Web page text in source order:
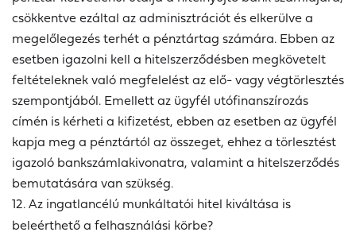
csökkentve ezáltal az adminisztrációt és elkerülve a
megelőlegezés terhét a pénztártag számára. Ebben az
esetben igazolni kell a hitelszerződésben megkövetelt
feltételeknek való megfelelést az elő- vagy végtörlesztés
szempontjából. Emellett az ügyfél utófinanszírozás
címén is kérheti a kifizetést, ebben az esetben az ügyfél
kapja meg a pénztártól az összeget, ehhez a törlesztést
igazoló bankszámlakivonatra, valamint a hitelszerződés
bemutatására van szükség.
12. Az ingatlancélú munkáltatói hitel kiváltása is
beleérthető a felhasználási körbe?